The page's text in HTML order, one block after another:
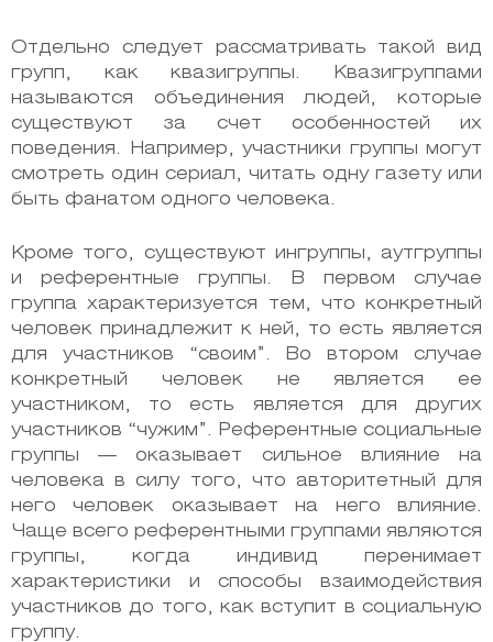
Отдельно следует рассматривать такой вид
групп, как квазигруппы. Квазигруппами
называются объединения людей, которые
существуют за счет особенностей их
поведения. Например, участники группы могут
смотреть один сериал, читать одну газету или
быть фанатом одного человека.
Кроме того, существуют ингруппы, аутгруппы
и референтные группы. В первом случае
группа характеризуется тем, что конкретный
человек принадлежит к ней, то есть является
для участников “своим”. Во втором случае
конкретный человек не является ее
участником, то есть является для других
участников “чужим”. Референтные социальные
группы — оказывает сильное влияние на
человека в силу того, что авторитетный для
него человек оказывает на него влияние.
Чаще всего референтными группами являются
группы, когда индивид перенимает
характеристики и способы взаимодействия
участников до того, как вступит в социальную
группу.